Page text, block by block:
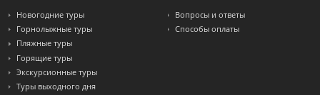
Новогодние туры
Горнолыжные туры
Пляжные туры
Горящие туры
Экскурсионные туры
Туры выходного дня
Вопросы и ответы
Способы оплаты